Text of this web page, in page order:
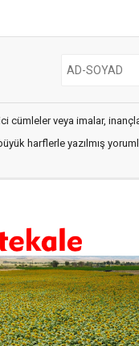
cümleler veya imalar,
harflerle yazılmış